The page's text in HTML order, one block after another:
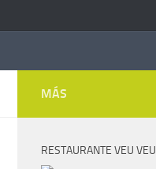
MÁS
RESTAURANTE VEU VEU